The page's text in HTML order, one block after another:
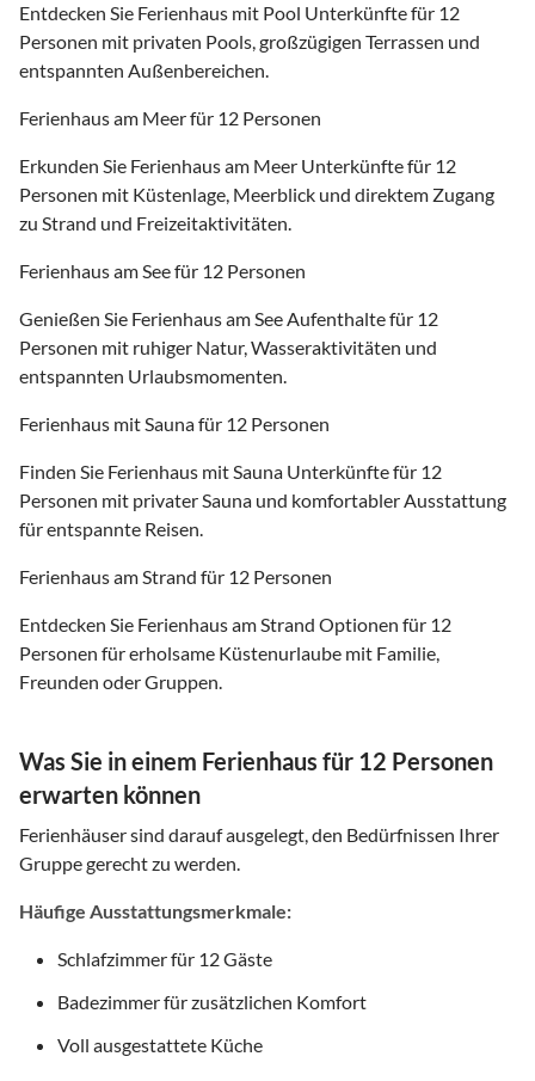
Entdecken Sie Ferienhaus mit Pool Unterkünfte für 12
Personen mit privaten Pools, großzügigen Terrassen und
entspannten Außenbereichen.
Ferienhaus am Meer für 12 Personen
Erkunden Sie Ferienhaus am Meer Unterkünfte für 12
Personen mit Küstenlage, Meerblick und direktem Zugang
zu Strand und Freizeitaktivitäten.
Ferienhaus am See für 12 Personen
Genießen Sie Ferienhaus am See Aufenthalte für 12
Personen mit ruhiger Natur, Wasseraktivitäten und
entspannten Urlaubsmomenten.
Ferienhaus mit Sauna für 12 Personen
Finden Sie Ferienhaus mit Sauna Unterkünfte für 12
Personen mit privater Sauna und komfortabler Ausstattung
für entspannte Reisen.
Ferienhaus am Strand für 12 Personen
Entdecken Sie Ferienhaus am Strand Optionen für 12
Personen für erholsame Küstenurlaube mit Familie,
Freunden oder Gruppen.
Was Sie in einem Ferienhaus für 12 Personen
erwarten können
Ferienhäuser sind darauf ausgelegt, den Bedürfnissen Ihrer
Gruppe gerecht zu werden.
Häufige Ausstattungsmerkmale:
Schlafzimmer für 12 Gäste
Badezimmer für zusätzlichen Komfort
Voll ausgestattete Küche